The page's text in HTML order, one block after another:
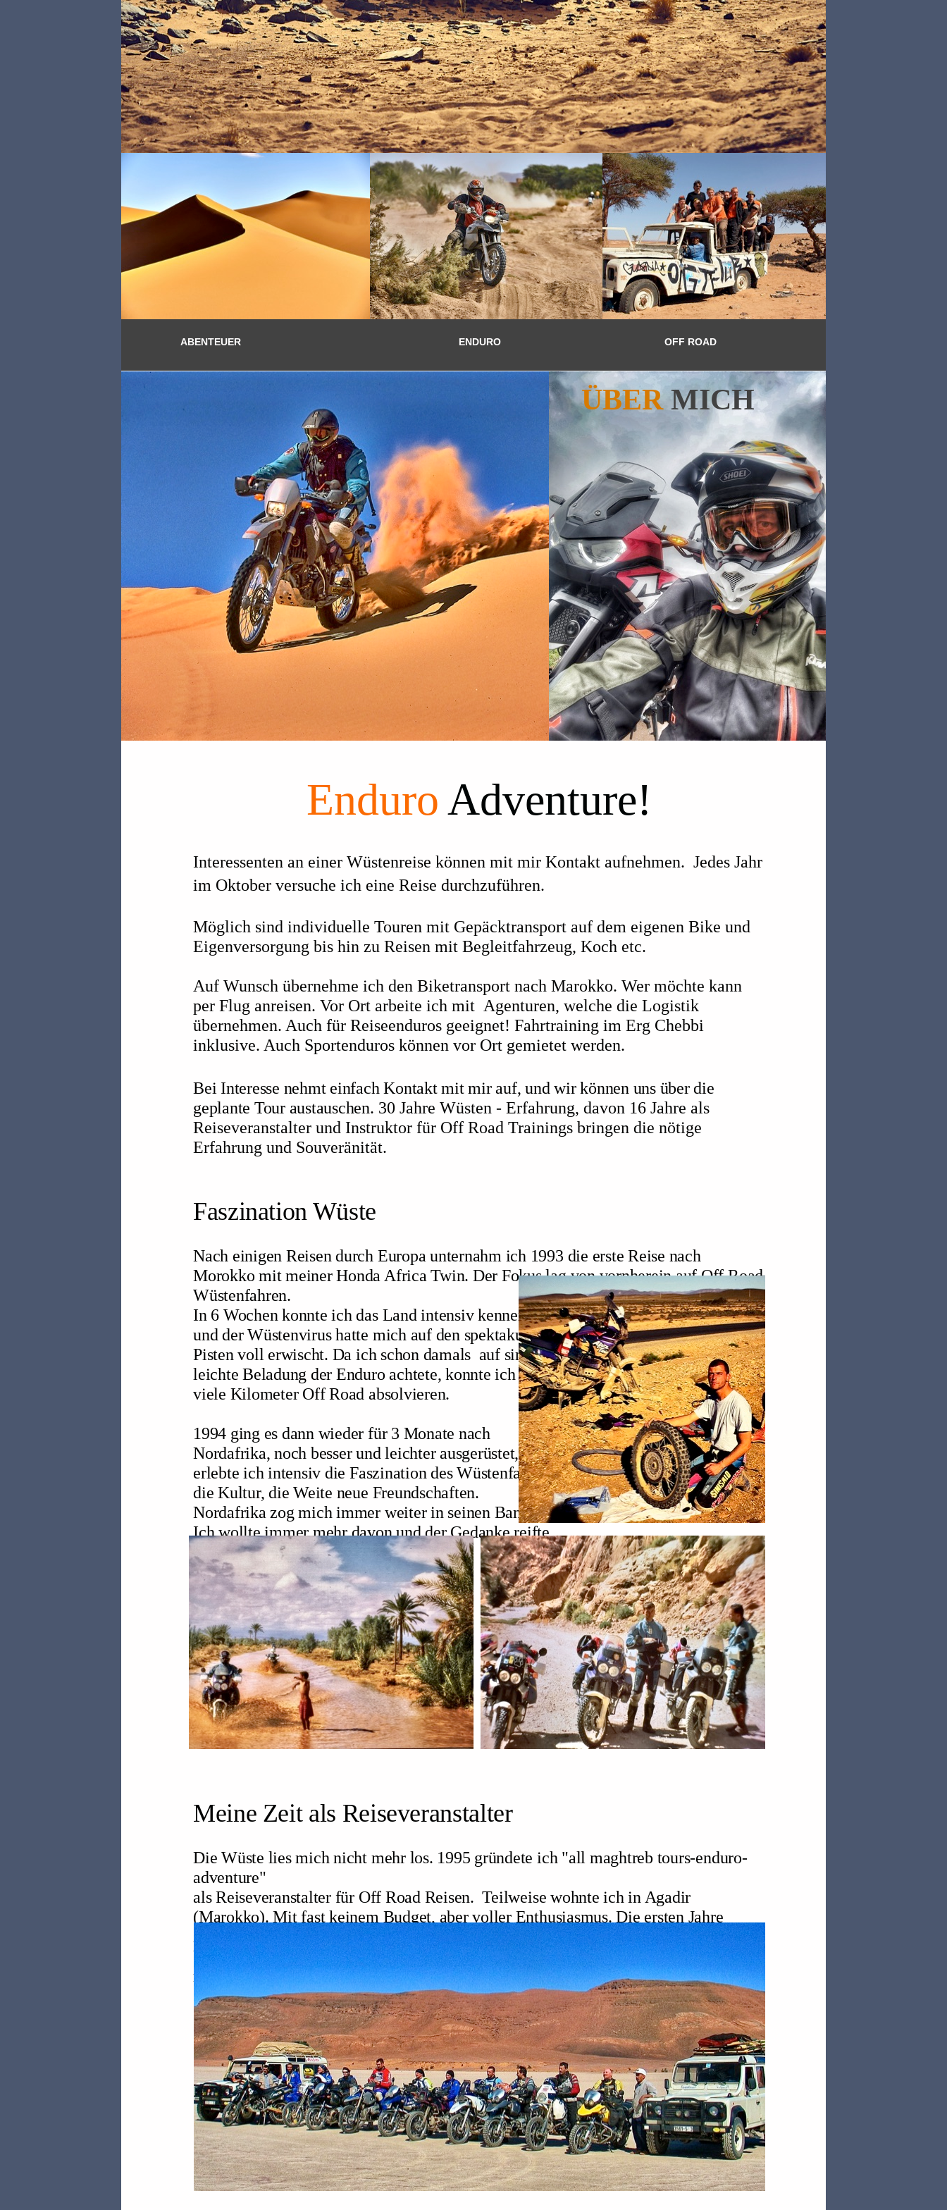
EnduroAdventure!
Interessenten an einer Wüstenreise können mit mir Kontakt aufnehmen. Jedes Jahr
im Oktober versuche ich eine Reise durchzuführen.
Möglich sind individuelle Touren mit Gepäcktransport auf dem eigenen Bike und
Eigenversorgung bis hin zu Reisen mit Begleitfahrzeug, Koch etc.
Auf Wunsch übernehme ich den Biketransport nach Marokko. Wer möchte kann
per Flug anreisen. Vor Ort arbeite ich mit Agenturen, welche die Logistik
übernehmen. Auch für Reiseenduros geeignet! Fahrtraining im Erg Chebbi
inklusive. Auch Sportenduros können vor Ort gemietet werden.
Bei Interesse nehmt einfach Kontakt mit mir auf, und wir können uns über die
geplante Tour austauschen. 30 Jahre Wüsten - Erfahrung, davon 16 Jahre als
Reiseveranstalter und Instruktor für Off Road Trainings bringen die nötige
Erfahrung und Souveränität.
Faszination Wüste
Nach einigen Reisen durch Europa unternahm ich 1993 die erste Reise nach
Morokko mit meiner Honda Africa Twin. Der Fokus lag von vornherein auf Off Road
Wüstenfahren.
In 6 Wochen konnte ich das Land intensiv kennenlernen
und der Wüstenvirus hatte mich auf den spektakulären
Pisten voll erwischt. Da ich schon damals auf sinnvolle,
leichte Beladung der Enduro achtete, konnte ich
viele Kilometer Off Road absolvieren.
1994 ging es dann wieder für 3 Monate nach
Nordafrika, noch besser und leichter ausgerüstet,
erlebte ich intensiv die Faszination des Wüstenfahrens,
die Kultur, die Weite neue Freundschaften.
Nordafrika zog mich immer weiter in seinen Bann.
Ich wollte immer mehr davon und der Gedanke reifte,
dies auf professionelle Art zu machen.
Meine Zeit als Reiseveranstalter
Die Wüste lies mich nicht mehr los. 1995 gründete ich "all maghtreb tours-enduro-
adventure"
als Reiseveranstalter für Off Road Reisen. Teilweise wohnte ich in Agadir
(Marokko). Mit fast keinem Budget, aber voller Enthusiasmus. Die ersten Jahre
zahlte ich gelegentlich auch ordentlich Lehrgeld. Mit der Zeit wurde das
Unternehmen immer professioneller. Und die Erlebnisse und Erfahrungen ließen
mich wachsen.
ENDURO OFF ROAD
ABENTEUER
ÜBERMICH